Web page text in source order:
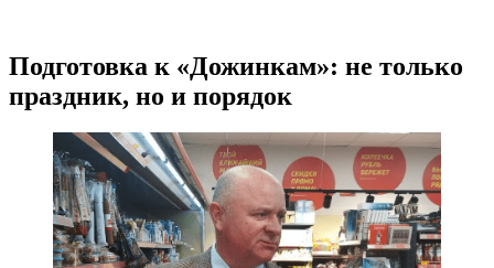
Подготовка к «Дожинкам»: не только
праздник, но и порядок